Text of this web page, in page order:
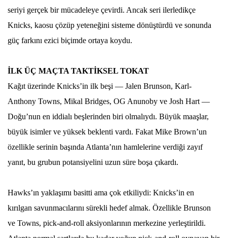
seriyi gerçek bir mücadeleye çevirdi. Ancak seri ilerledikçe
Knicks, kaosu çözüp yeteneğini sisteme dönüştürdü ve sonunda
güç farkını ezici biçimde ortaya koydu.
İLK ÜÇ MAÇTA TAKTİKSEL TOKAT
Kağıt üzerinde Knicks’in ilk beşi — Jalen Brunson, Karl-
Anthony Towns, Mikal Bridges, OG Anunoby ve Josh Hart —
Doğu’nun en iddialı beşlerinden biri olmalıydı. Büyük maaşlar,
büyük isimler ve yüksek beklenti vardı. Fakat Mike Brown’un
özellikle serinin başında Atlanta’nın hamlelerine verdiği zayıf
yanıt, bu grubun potansiyelini uzun süre boşa çıkardı.
Hawks’ın yaklaşımı basitti ama çok etkiliydi: Knicks’in en
kırılgan savunmacılarını sürekli hedef almak. Özellikle Brunson
ve Towns, pick-and-roll aksiyonlarının merkezine yerleştirildi.